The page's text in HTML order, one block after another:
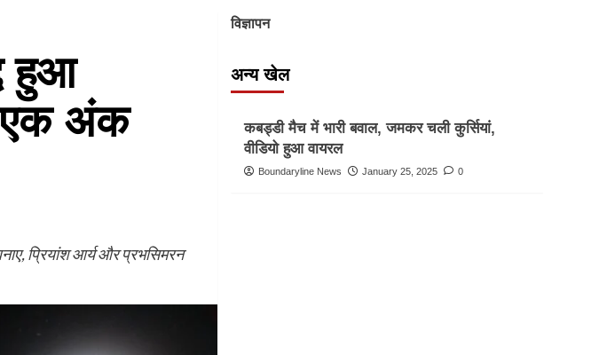
हुआ
एक अंक
प्रियांश आर्य और प्रभसिमरन
विज्ञापन
अन्य खेल
Other Sports
कबड्डी मैच में भारी बवाल, जमकर चली कुर्सियां,
वीडियो हुआ वायरल
Boundaryline News January 25, 2025 0